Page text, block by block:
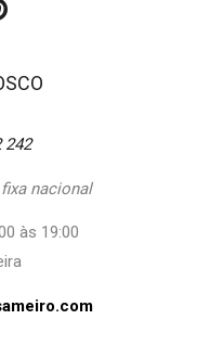
242
nacional
às 19:00